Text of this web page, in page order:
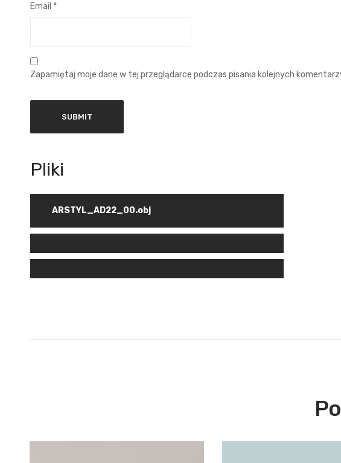
Email *
Zapamiętaj moje dane w tej przeglądarce podczas pisania kolejnych
ARSTYL_AD22_00.obj